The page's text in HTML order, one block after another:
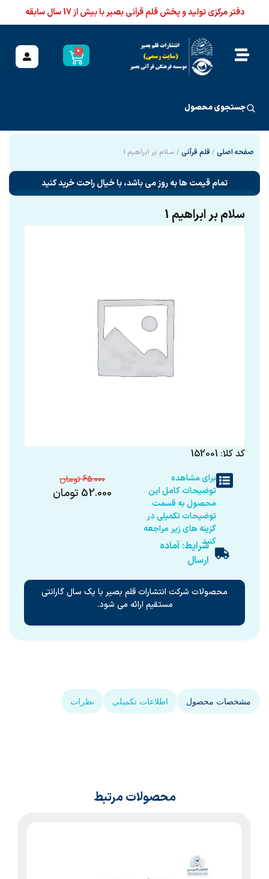
دفتر مرکزی تولید و پخش قلم قرآنی بصیر با بیش از 17 سال سابقه
0
جستجوی محصول
صفحه اصلی / قلم قرآنی / سلام بر ابراهیم 1
تمام قیمت ها به روز می باشد، با خیال راحت خرید کنید
سلام بر ابراهیم 1
کد کلا: 152001
برای مشاهده
توضیحات کامل این
محصول به قسمت
توضیحات تکمیلی در
گزینه های زیر مراجعه
کنیدشرایط: آماده
ارسال
65.000
52.000 تومان
محصولات شرکت انتشارات قلم بصیر با یک سال گارانتی
مستقیم ارائه می شود.
مشخصات محصول اطلاعات تکمیلی نظرات
محصولات مرتبط